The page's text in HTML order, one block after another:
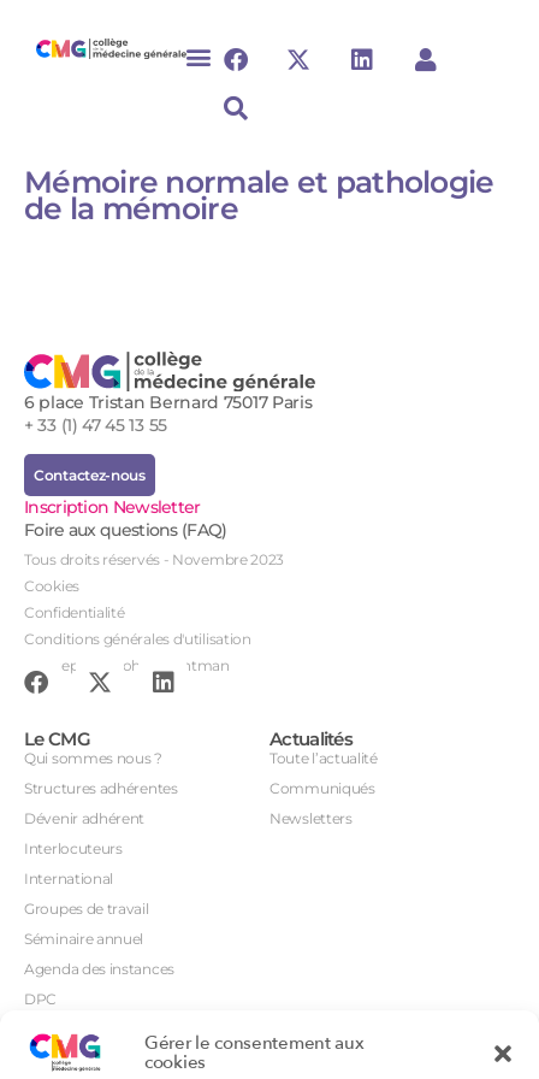
Gérer le consentement aux
cookies
Mémoire normale et pathologie
de la mémoire
6 place Tristan Bernard 75017 Paris
+ 33 (1) 47 45 13 55
Contactez-nous
Inscription Newsletter
Foire aux questions (FAQ)
Tous droits réservés - Novembre 2023
Cookies
Confidentialité
Conditions générales d'utilisation
Conception : John Brightman
Le CMG
Qui sommes nous ?
Structures adhérentes
Dévenir adhérent
Interlocuteurs
International
Groupes de travail
Séminaire annuel
Agenda des instances
DPC
Orientations prioritaires
Actualités
Toute l’actualité
Communiqués
Newsletters